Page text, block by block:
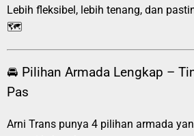
Lebih fleksibel, lebih tenang, dan
🗺️
🚘 Pilihan Armada Lengkap –
Pas
Arni Trans punya 4 pilihan armada